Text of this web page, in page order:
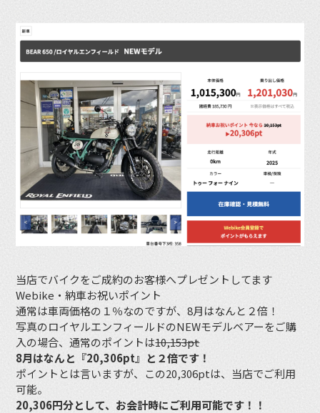
当店でバイクをご成約のお客様へプレゼントしてます
Webike・納車お祝いポイント
通常は車両価格の１％なのですが、8月はなんと２倍！
写真のロイヤルエンフィールドのNEWモデルベアーをご購
入の場合、通常のポイントは10,153pt
8月はなんと『20,306pt』と２倍です！
ポイントとは言いますが、この20,306ptは、当店でご利用
可能。
20,306円分として、お会計時にご利用可能です！！